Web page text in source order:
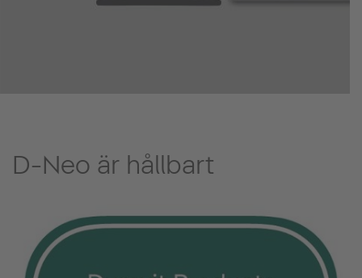
D-Neo är hållbart